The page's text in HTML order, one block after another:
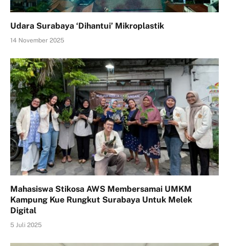
Udara Surabaya ‘Dihantui’ Mikroplastik
14 November 2025
Mahasiswa Stikosa AWS Membersamai UMKM
Kampung Kue Rungkut Surabaya Untuk Melek
Digital
5 Juli 2025